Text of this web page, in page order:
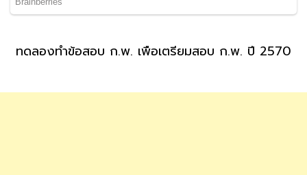
ทดลองทำข้อสอบ ก.พ. เพื่อเตรียมสอบ ก.พ. ปี 2570